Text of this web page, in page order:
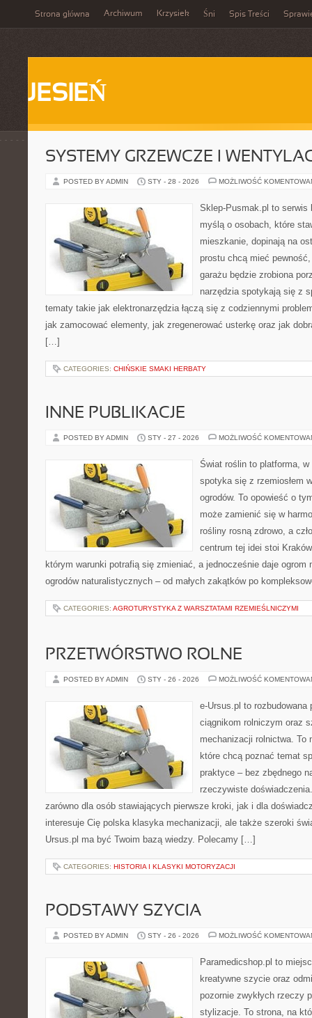
Strona główna Archiwum Krzysiek Śni Spis Treści
JESIEŃ
SYSTEMY GRZEWCZE I
POSTED BY ADMIN STY - 28 - 2026 MOŻLIWOŚĆ
Sklep-Pusmak.pl to serwis
myślą o osobach, które
mieszkanie, dopinają na
prostu chcą mieć
garażu będzie zrobiona
narzędzia spotykają się z
tematy takie jak elektronarzędzia łączą się z codziennymi
jak zamocować elementy, jak zregenerować usterkę oraz jak
[…]
CATEGORIES: CHIŃSKIE SMAKI HERBATY
INNE PUBLIKACJE
POSTED BY ADMIN STY - 27 - 2026 MOŻLIWOŚĆ
Świat roślin to platforma,
spotyka się z rzemiosłem
ogrodów. To opowieść o
może zamienić się w
rośliny rosną zdrowo, a
centrum tej idei stoi
którym warunki potrafią się zmieniać, a jednocześnie daje ogrom
ogrodów naturalistycznych – od małych zakątków po
CATEGORIES: AGROTURYSTYKA Z WARSZTATAMI RZEMIEŚLNICZYMI
PRZETWÓRSTWO ROLNE
POSTED BY ADMIN STY - 26 - 2026 MOŻLIWOŚĆ
e-Ursus.pl to rozbudowana
ciągnikom rolniczym oraz
mechanizacji rolnictwa. To
które chcą poznać temat
praktyce – bez zbędnego
rzeczywiste
zarówno dla osób stawiających pierwsze kroki, jak i dla
interesuje Cię polska klasyka mechanizacji, ale także szeroki
Ursus.pl ma być Twoim bazą wiedzy. Polecamy […]
CATEGORIES: HISTORIA I KLASYKI MOTORYZACJI
PODSTAWY SZYCIA
POSTED BY ADMIN STY - 26 - 2026 MOŻLIWOŚĆ
Paramedicshop.pl to
kreatywne szycie oraz
pozornie zwykłych rzeczy
stylizacje. To strona, na